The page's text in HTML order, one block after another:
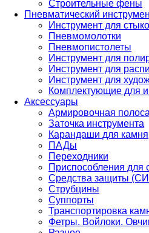
Строительные фены
Пневматический
Инструмент для
Пневмомолотки
Пневмопистолеты
Инструмент для
Инструмент для
Инструмент для
Комплектующие для
Аксессуары
Армировочная полоса
Заточка инструмента
Карандаши для камня
ПАДы
Переходники
Приспособления для
Средства защиты
Струбцины
Суппорты
Транспортировка
Фетры. Войлоки.